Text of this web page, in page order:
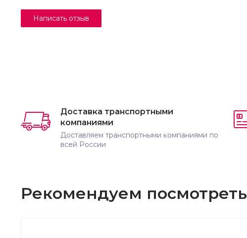
Доставка транспортными
компаниями
Доставляем транспортными компаниями по
всей России
Рекомендуем посмотреть